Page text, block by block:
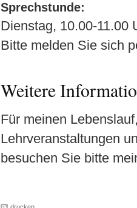
Sprechstunde:
Dienstag, 10.00-11.00
Bitte melden Sie sich
Weitere
Für meinen
Lehrveranstaltungen
besuchen Sie bitte